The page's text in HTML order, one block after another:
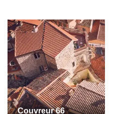
Couvreur 66